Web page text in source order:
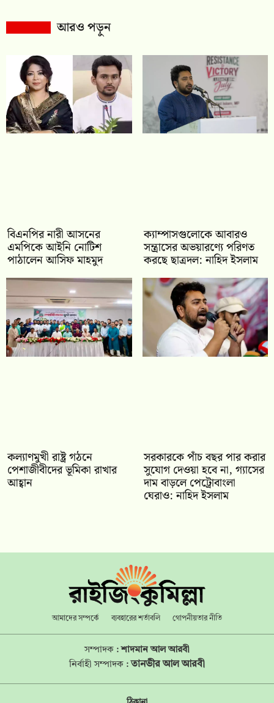
আরও পড়ুন
বিএনপির নারী আসনের
এমপিকে আইনি নোটিশ
পাঠালেন আসিফ মাহমুদ
ক্যাম্পাসগুলোকে আবারও
সন্ত্রাসের অভয়ারণ্যে পরিণত
করছে ছাত্রদল: নাহিদ ইসলাম
কল্যাণমুখী রাষ্ট্র গঠনে
পেশাজীবীদের ভূমিকা রাখার
আহ্বান
সরকারকে পাঁচ বছর পার করার
সুযোগ দেওয়া হবে না, গ্যাসের
দাম বাড়লে পেট্রোবাংলা
ঘেরাও: নাহিদ ইসলাম
আমাদের সম্পর্কে ব্যবহারের শর্তাবলি গোপনীয়তার নীতি
সম্পাদক :শাদমান আল আরবী
নির্বাহী সম্পাদক : তানভীর আল আরবী